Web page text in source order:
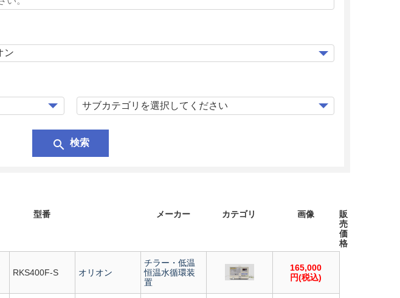
search 検索
型番 メーカー カテゴリ 画像
販
売
価
格
RKS400F-S オリオン
チラー・低温
恒温水循環装
置
165,000
円(税込)